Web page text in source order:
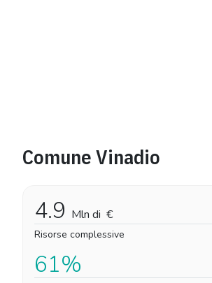
Comune Vinadio
4.9 Mln di €
Risorse complessive
61%